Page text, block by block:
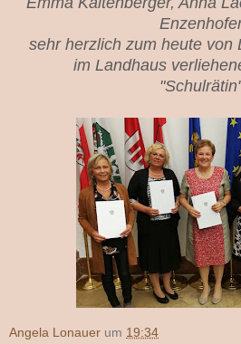
sehr herzlich zum heute von
im Landhaus
Angela Lonauer um 19:34